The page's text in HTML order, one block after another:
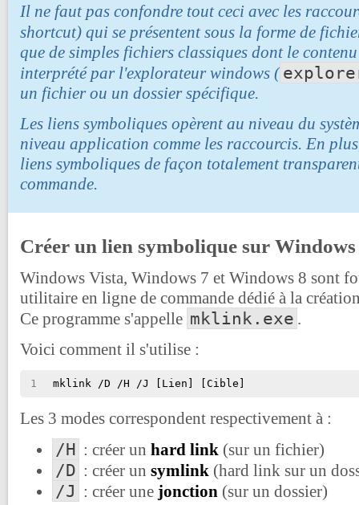
Il ne faut pas confondre tout ceci avec les
shortcut) qui se présentent sous la forme de
que de simples fichiers classiques dont le
interprété par l'explorateur windows (
un fichier ou un dossier spécifique.
Les liens symboliques opèrent au niveau du
niveau application comme les raccourcis. En
liens symboliques de façon totalement
commande.
Créer un lien symbolique sur Windows
Windows Vista, Windows 7 et Windows 8 sont
utilitaire en ligne de commande dédié à la
Ce programme s'appelle mklink.exe .
Voici comment il s'utilise :
1 mklink /D /H /J [Lien] [Cible]
Les 3 modes correspondent respectivement à :
/H : créer un hard link (sur un fichier)
/D : créer un symlink (hard link sur un
/J : créer une jonction (sur un dossier)